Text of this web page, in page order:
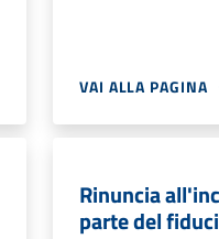
VAI ALLA PAGINA
Rinuncia
parte del